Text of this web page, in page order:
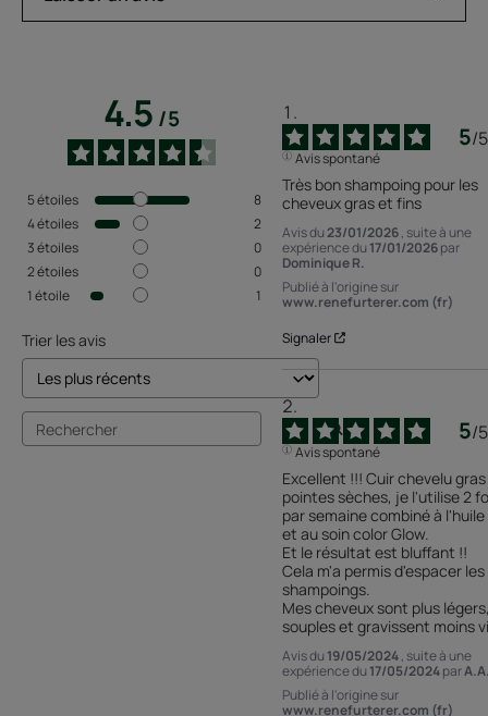
4.5/5
5étoiles
8
4étoiles
2
3étoiles
0
2étoiles
0
1étoile 1
Trier les avis
5/5
Avis spontané
Très bon shampoing pour les
cheveux gras et fins
Avis du23/01/2026, suite à une
expérience du 17/01/2026par
Dominique R.
Publié à l'origine sur
www.renefurterer.com (fr)
Signaler
5/5
Avis spontané
Excellent !!! Cuir chevelu
pointes sèches, je l'utilise 2
par semaine combiné à l'huile
et au soin color Glow.
Et le résultat est bluffant !!
Cela m'a permis d'espacer les
shampoings.
Mes cheveux sont plus
souples et gravissent moins
Avis du 19/05/2024, suite à une
expérience du 17/05/2024par
Publié à l'origine sur
www.renefurterer.com (fr)